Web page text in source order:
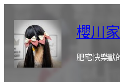
櫻川
肥宅快樂獸